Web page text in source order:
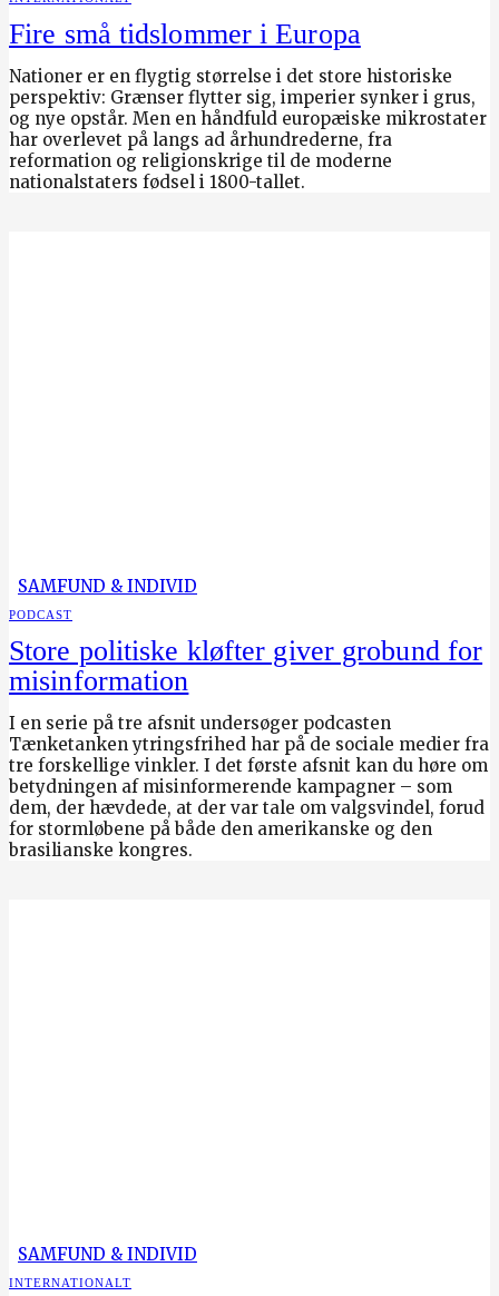
Fire små tidslommer i Europa
Nationer er en flygtig størrelse i det store historiske
perspektiv: Grænser flytter sig, imperier synker i grus,
og nye opstår. Men en håndfuld europæiske mikrostater
har overlevet på langs ad århundrederne, fra
reformation og religionskrige til de moderne
nationalstaters fødsel i 1800-tallet.
SAMFUND & INDIVID
PODCAST
Store politiske kløfter giver grobund for
misinformation
I en serie på tre afsnit undersøger podcasten
Tænketanken ytringsfrihed har på de sociale medier fra
tre forskellige vinkler. I det første afsnit kan du høre om
betydningen af misinformerende kampagner – som
dem, der hævdede, at der var tale om valgsvindel, forud
for stormløbene på både den amerikanske og den
brasilianske kongres.
SAMFUND & INDIVID
INTERNATIONALT